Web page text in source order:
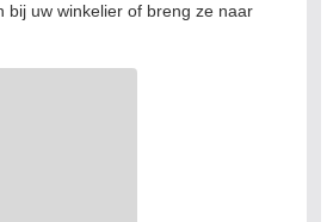
bij uw winkelier of breng ze naar